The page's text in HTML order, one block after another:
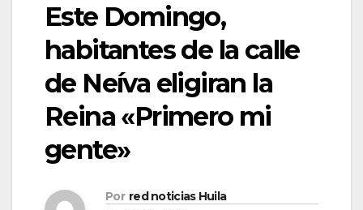
Este Domingo,
habitantes de la calle
de Neíva eligiran la
Reina «Primero mi
gente»
Por red noticias Huila